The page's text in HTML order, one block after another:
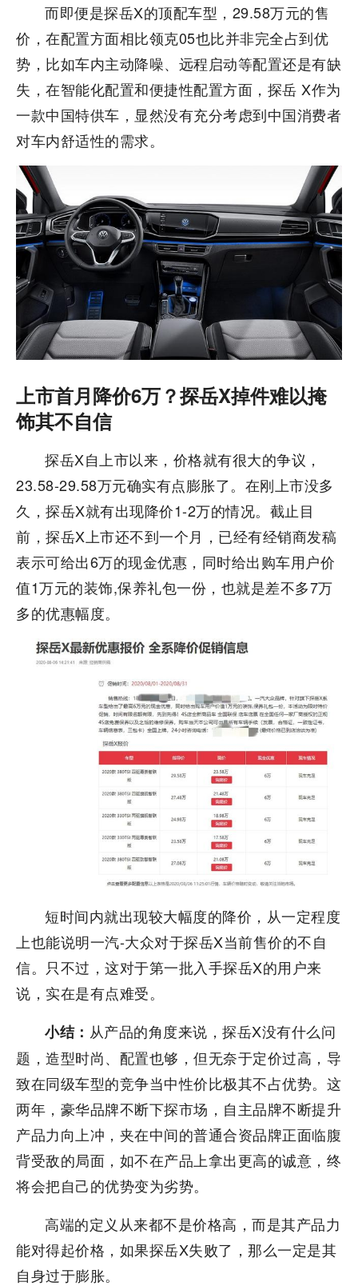
而即便是探岳X的顶配车型，29.58万元的售
价，在配置方面相比领克05也比并非完全占到优
势，比如车内主动降噪、远程启动等配置还是有缺
失，在智能化配置和便捷性配置方面，探岳 X作为
一款中国特供车，显然没有充分考虑到中国消费者
对车内舒适性的需求。
上市首月降价6万？探岳X掉件难以掩
饰其不自信
探岳X自上市以来，价格就有很大的争议，
23.58-29.58万元确实有点膨胀了。在刚上市没多
久，探岳X就有出现降价1-2万的情况。截止目
前，探岳X上市还不到一个月，已经有经销商发稿
表示可给出6万的现金优惠，同时给出购车用户价
值1万元的装饰,保养礼包一份，也就是差不多7万
多的优惠幅度。
短时间内就出现较大幅度的降价，从一定程度
上也能说明一汽-大众对于探岳X当前售价的不自
信。只不过，这对于第一批入手探岳X的用户来
说，实在是有点难受。
小结： 从产品的角度来说，探岳X没有什么问
题，造型时尚、配置也够，但无奈于定价过高，导
致在同级车型的竞争当中性价比极其不占优势。这
两年，豪华品牌不断下探市场，自主品牌不断提升
产品力向上冲，夹在中间的普通合资品牌正面临腹
背受敌的局面，如不在产品上拿出更高的诚意，终
将会把自己的优势变为劣势。
高端的定义从来都不是价格高，而是其产品力
能对得起价格，如果探岳X失败了，那么一定是其
自身过于膨胀。